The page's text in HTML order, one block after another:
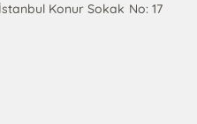
Konur Sokak No: 17